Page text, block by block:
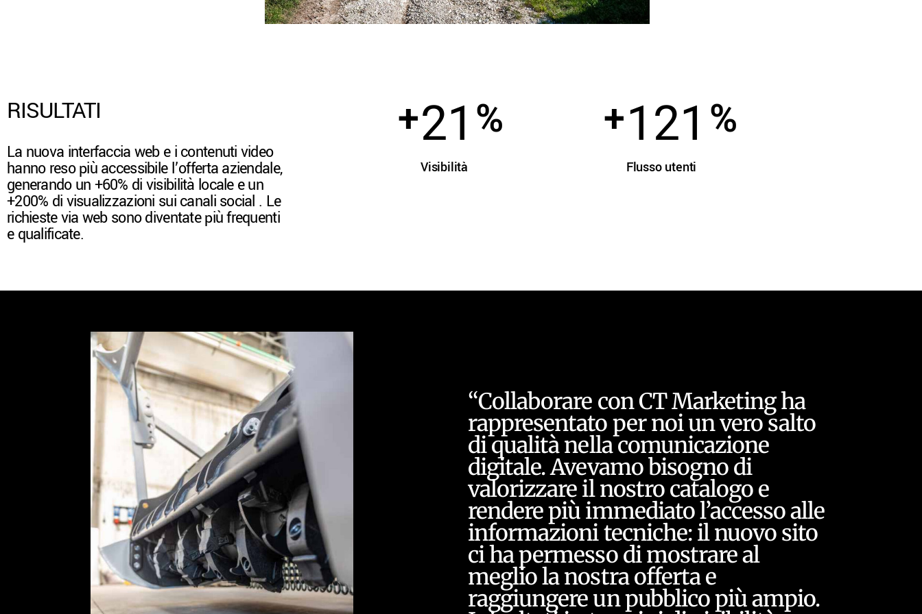
RISULTATI
La nuova interfaccia web e i contenuti video
hanno reso più accessibile l’offerta aziendale,
generando un +60% di visibilità locale e un
+200% di visualizzazioni sui canali social . Le
richieste via web sono diventate più frequenti
e qualificate.
+34
Visibilità
% +134
Flusso utenti
%
“Collaborare con CT Marketing ha
rappresentato per noi un vero salto
di qualità nella comunicazione
digitale. Avevamo bisogno di
valorizzare il nostro catalogo e
rendere più immediato l’accesso alle
informazioni tecniche: il nuovo sito
ci ha permesso di mostrare al
meglio la nostra offerta e
raggiungere un pubblico più ampio.